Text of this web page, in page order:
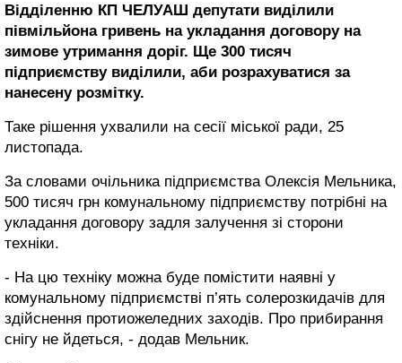
Відділенню КП ЧЕЛУАШ депутати виділили
півмільйона гривень на укладання договору на
зимове утримання доріг. Ще 300 тисяч
підприємству виділили, аби розрахуватися за
нанесену розмітку.
Таке рішення ухвалили на сесії міської ради, 25
листопада.
За словами очільника підприємства Олексія Мельника,
500 тисяч грн комунальному підприємству потрібні на
укладання договору задля залучення зі сторони
техніки.
- На цю техніку можна буде помістити наявні у
комунальному підприємстві п’ять солерозкидачів для
здійснення протиожеледних заходів. Про прибирання
снігу не йдеться, - додав Мельник.